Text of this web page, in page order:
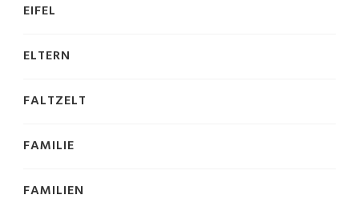
EIFEL
ELTERN
FALTZELT
FAMILIE
FAMILIEN